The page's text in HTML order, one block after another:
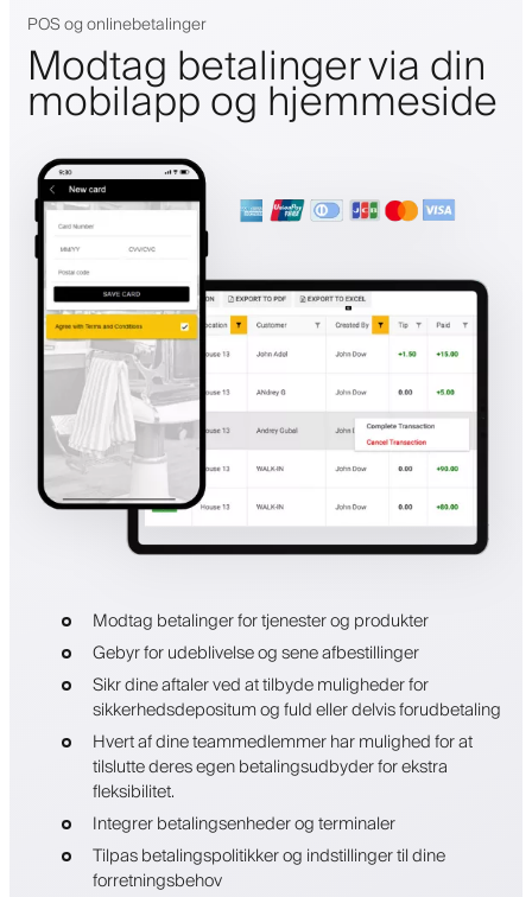
POS og onlinebetalinger
Modtag betalinger via din
mobilapp og hjemmeside
Modtag betalinger for tjenester og produkter
Gebyr for udeblivelse og sene afbestillinger
Sikr dine aftaler ved at tilbyde muligheder for
sikkerhedsdepositum og fuld eller delvis forudbetaling
Hvert af dine teammedlemmer har mulighed for at
tilslutte deres egen betalingsudbyder for ekstra
fleksibilitet.
Integrer betalingsenheder og terminaler
Tilpas betalingspolitikker og indstillinger til dine
forretningsbehov